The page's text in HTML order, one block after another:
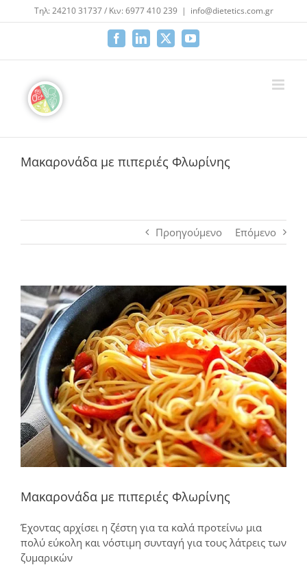
Μετάβαση
στο
Τηλ: 24210 31737 / Κιν: 6977 410 239 | info@dietetics.com.gr
FacebookLinkedIn
X YouTube
Μακαρονάδα με πιπεριές Φλωρίνης
Προηγούμενο Επόμενο
Προβολή
μεγαλύτερης
εικόνας
Μακαρονάδα με πιπεριές Φλωρίνης
Έχοντας αρχίσει η ζέστη για τα καλά προτείνω μια
πολύ εύκολη και νόστιμη συνταγή για τους λάτρεις των
ζυμαρικών